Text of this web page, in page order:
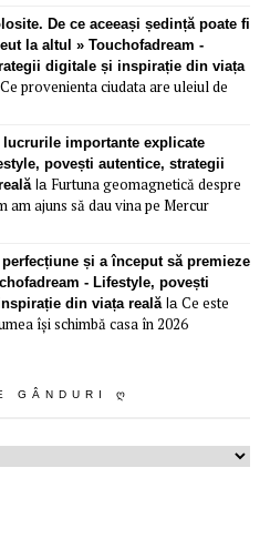
De ce aceeași ședință poate fi
la altul » Touchofadream -
digitale și inspirație din viața
provenienta ciudata are uleiul de
importante explicate
povești autentice, strategii
la Furtuna geomagnetică despre
am ajuns să dau vina pe Mercur
și a început să premieze
- Lifestyle, povești
din viața realăla Ce este
își schimbă casa în 2026
GÂNDURI Ღ